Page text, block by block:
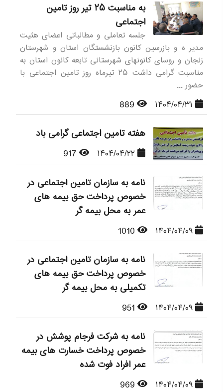
به مناسبت ۲۵ تیر روز تامین
اجتماعی
جلسه تعاملی و مطالباتی اعضای هئیت
مدیر ه و بازرسین کانون بازنشستگان استان و شهرستان
زنجان و روسای کانونهای شهرستانی تابعه کانون استان به
مناسبت گرامی داشت ۲۵ تیرماه روز تامین اجتماعی با
حضور ...
هفته تامین اجتماعی گرامی باد
نامه به سازمان تامین اجتماعی در
خصوص پرداخت حق بیمه های
عمر به محل بیمه گر
نامه به سازمان تامین اجتماعی در
خصوص پرداخت حق بیمه های
تکمیلی به محل بیمه گر
نامه به شرکت فرجام پوشش در
خصوص پرداخت خسارت های بیمه
عمر افراد فوت شده